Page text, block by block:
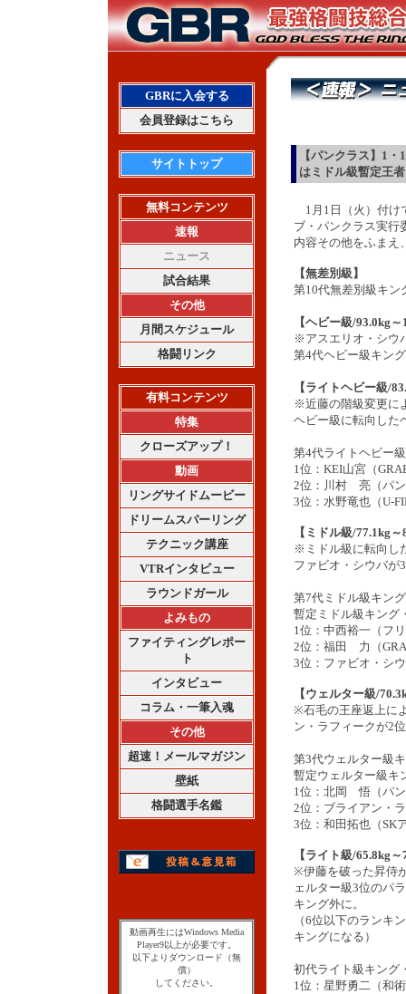
GBRに入会する
会員登録はこちら
サイトトップ
無料コンテンツ
速報
ニュース
試合結果
その他
月間スケジュール
格闘リンク
有料コンテンツ
特集
クローズアップ！
動画
リングサイドムービー
ドリームスパーリング
テクニック講座
VTRインタビュー
ラウンドガール
よみもの
ファイティングレポー
ト
インタビュー
コラム・一筆入魂
その他
超速！メールマガジン
壁紙
格闘選手名鑑
動画再生にはWindows Media
Player9以上が必要です。
以下よりダウンロード（無
償）
してください。
【パンクラス】1
はミドル級暫定王
1月1日（火）付け
ブ・パンクラス実行
内容その他をふまえ
【無差別級】
第10代無差別級キン
【ヘビー級/93.0kg
※アスエリオ・シウ
第4代ヘビー級キン
【ライトヘビー級/
※近藤の階級変更に
ヘビー級に転向した
第4代ライトヘビー
1位：KEI山宮（
2位：川村 亮（パン
3位：水野竜也（U-
【ミドル級/77.1kg
※ミドル級に転向し
ファビオ・シウバが
第7代ミドル級キン
暫定ミドル級キング
1位：中西裕一（フ
2位：福田 力（
3位：ファビオ・シ
【ウェルター級/
※石毛の王座返上に
ン・ラフィークが2
第3代ウェルター級
暫定ウェルター級キ
1位：北岡 悟（パン
2位：ブライアン・
3位：和田拓也（SK
【ライト級/65.8kg
※伊藤を破った昇侍
ェルター級3位のパ
キング外に。
（6位以下のランキ
キングになる）
初代ライト級キング
1位：星野勇二（和